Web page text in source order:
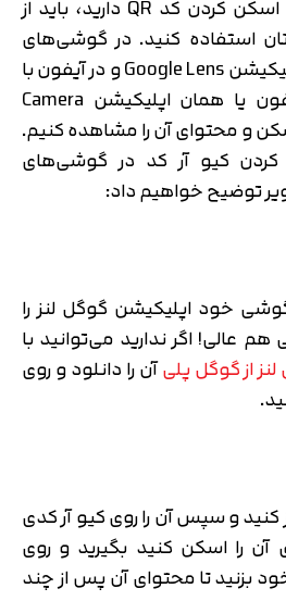
در صورتی که تمایل به اسکن کردن کد QR دارید، باید از
استفاده کنید. در گوشی‌های
اندروید با استفاده از اپلیکیشن Google Lens و در آیفون با
استفاده از دوربین آیفون یا همان اپلیکیشن Camera
و محتوای آن را مشاهده کنیم.
کیو آر کد در گوشی‌های
توضیح خواهیم داد:
گوشی خود اپلیکیشن گوگل لنز را
هم عالی! اگر ندارید می‌توانید با
از گوگل پلیآن را دانلود و روی
کنید و سپس آن را روی کیو آر کدی
را اسکن کنید بگیرید و روی
تا محتوای آن پس از چند